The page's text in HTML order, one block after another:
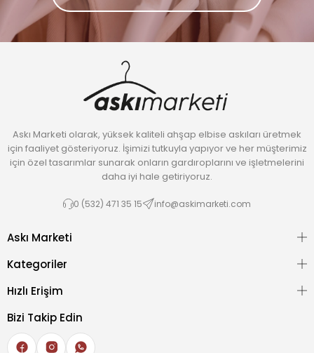
Askı Marketi olarak, yüksek kaliteli ahşap elbise askıları üretmek
için faaliyet gösteriyoruz. İşimizi tutkuyla yapıyor ve her müşterimiz
için özel tasarımlar sunarak onların gardıroplarını ve işletmelerini
daha iyi hale getiriyoruz.
0 (532) 471 35 15 info@askimarketi.com
Askı Marketi
Kategoriler
Hızlı Erişim
Bizi Takip Edin